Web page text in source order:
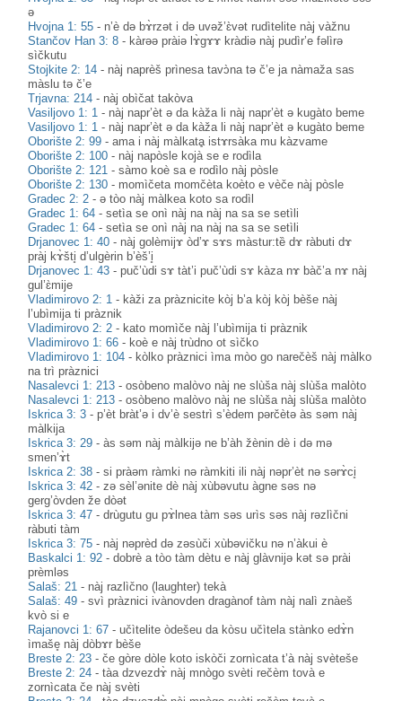
ə
Hvojna 1: 55 - n’è də bɤ̀rzət i də uvəž’ɛ̀vət rudìtelite nàj vàžnu
Stančov Han 3: 8 - kàrəə pràiə lɤ̀gɤɤ kràdiə nàj pudìr’e fəlìrə
sìčkutu
Stojkite 2: 14 - nàj naprèš prìnesa tavɔ̀na tə č’e ja nàmaža sas
màslu tə č’e
Trjavna: 214 - nàj obìčat takòva
Vasiljovo 1: 1 - nàj napr’èt ə da kàža li nàj napr’èt ə kugàto beme
Vasiljovo 1: 1 - nàj napr’èt ə da kàža li nàj napr’èt ə kugàto beme
Oborište 2: 99 -ama i nàj màlkatḁ istɤrsàka mu kàzvame
Oborište 2: 100 - nàj napòsle kojà se e rodìla
Oborište 2: 121 -sàmo koè sa e rodìlo nàj pòsle
Oborište 2: 130 - momìčeta momčèta koèto e vèče nàj pòsle
Gradec 2: 2 -ə tòo nàj màlkea koto sa rodìl
Gradec 1: 64 -setìa se onì nàj na nàj na sa se setìli
Gradec 1: 64 -setìa se onì nàj na nàj na sa se setìli
Drjanovec 1: 40 - nàj golèmijɤ òd’ɤ sɤs màstur:tȅ dɤ ràbuti dɤ
pràj kɤ̀šti̥ d’ulgèrin b’èš’i̥
Drjanovec 1: 43 -puč’ùdi sɤ tàt’i puč’ùdi sɤ kàza nɤ bàč’a nɤ nàj
gul’ɛ̀mije
Vladimirovo 2: 1 - kàži za pràznicite kòj b’a kòj kòj bèše nàj
l’ubìmija ti pràznik
Vladimirovo 2: 2 - kato momìče nàj l’ubìmija ti pràznik
Vladimirovo 1: 66 - koè e nàj trùdno ot sìčko
Vladimirovo 1: 104 - kòlko pràznici ìma mòo go narečèš nàj màlko
na trì pràznici
Nasalevci 1: 213 -osòbeno malòvo nàj ne slùša nàj slùša malòto
Nasalevci 1: 213 -osòbeno malòvo nàj ne slùša nàj slùša malòto
Iskrica 3: 3 -p’èt bràt’ə i dv’è sestrì s’èdem pərčètə às səm nàj
màlkija
Iskrica 3: 29 -às səm nàj màlkijə ne b’àh žènin dè i də mə
smen’ɤ̀t
Iskrica 2: 38 -si pràəm ràmki nə ràmkiti ili nàj nəpr’èt nə sərɤ̀ci̥
Iskrica 3: 42 -zə sèl’ənite dè nàj xùbəvutu àgne səs nə
gerg’òvden že dòət
Iskrica 3: 47 -drùgutu gu pɤ̀lnea tàm səs urìs səs nàj rəzlìčni
ràbuti tàm
Iskrica 3: 75 - nàj nəprèd də zəsùči xùbəvičku nə n’àkui è
Baskalci 1: 92 -dobrè a tòo tàm dètu e nàj glàvnijә kәt sә prài
prèmlәs
Salaš: 21 - nàj razlìčno (laughter) tekà
Salaš: 49 -svì pràznici ivànovden dragànof tàm nàj nalì znàeš
kvò si e
Rajanovci 1: 67 -učìtelite òdešeu da kòsu učìtela stànko edɤ̀n
ìmaše̥ nàj dòbɤr bèše
Breste 2: 23 -če gòre dòle koto iskòči zornìcata t’à nàj svèteše
Breste 2: 24 -tàa dzvezdɤ̀ nàj mnògo svèti rečèm tovà e
zornìcata če nàj svèti